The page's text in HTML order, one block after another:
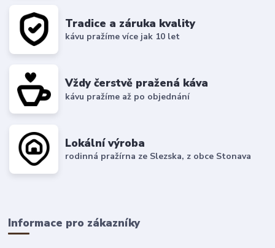
Tradice a záruka kvality
kávu pražíme více jak 10 let
Vždy čerstvě pražená káva
kávu pražíme až po objednání
Lokální výroba
rodinná pražírna ze Slezska, z obce Stonava
Informace pro zákazníky